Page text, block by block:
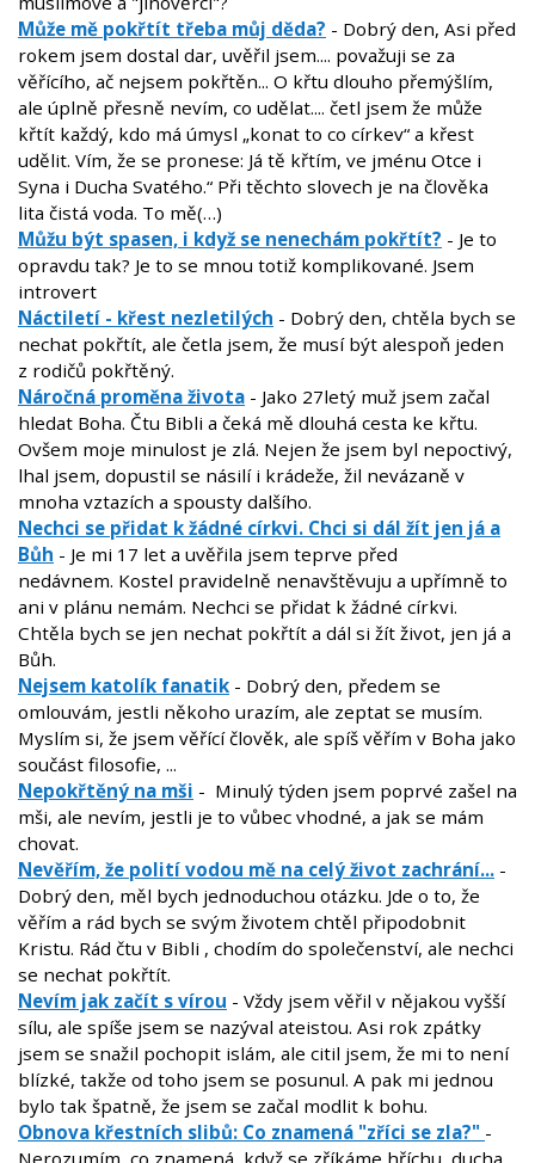
Může mě pokřtít třeba můj děda? - Dobrý den, Asi před
rokem jsem dostal dar, uvěřil jsem.... považuji se za
věřícího, ač nejsem pokřtěn... O křtu dlouho přemýšlím,
ale úplně přesně nevím, co udělat.... četl jsem že může
křtít každý, kdo má úmysl „konat to co církev“ a křest
udělit. Vím, že se pronese: Já tě křtím, ve jménu Otce i
Syna i Ducha Svatého.“ Při těchto slovech je na člověka
lita čistá voda. To mě(…)
Můžu být spasen, i když se nenechám pokřtít? - Je to
opravdu tak? Je to se mnou totiž komplikované. Jsem
introvert
Náctiletí - křest nezletilých - Dobrý den, chtěla bych se
nechat pokřtít, ale četla jsem, že musí být alespoň jeden
z rodičů pokřtěný.
Náročná proměna života - Jako 27letý muž jsem začal
hledat Boha. Čtu Bibli a čeká mě dlouhá cesta ke křtu.
Ovšem moje minulost je zlá. Nejen že jsem byl nepoctivý,
lhal jsem, dopustil se násilí i krádeže, žil nevázaně v
mnoha vztazích a spousty dalšího.
Nechci se přidat k žádné církvi. Chci si dál žít jen já a
Bůh - Je mi 17 let a uvěřila jsem teprve před
nedávnem. Kostel pravidelně nenavštěvuju a upřímně to
ani v plánu nemám. Nechci se přidat k žádné církvi.
Chtěla bych se jen nechat pokřtít a dál si žít život, jen já a
Bůh.
Nejsem katolík fanatik - Dobrý den, předem se
omlouvám, jestli někoho urazím, ale zeptat se musím.
Myslím si, že jsem věřící člověk, ale spíš věřím v Boha jako
součást filosofie, ...
Nepokřtěný na mši - Minulý týden jsem poprvé zašel na
mši, ale nevím, jestli je to vůbec vhodné, a jak se mám
chovat.
Nevěřím, že polití vodou mě na celý život zachrání... -
Dobrý den, měl bych jednoduchou otázku. Jde o to, že
věřím a rád bych se svým životem chtěl připodobnit
Kristu. Rád čtu v Bibli , chodím do společenství, ale nechci
se nechat pokřtít.
Nevím jak začít s vírou - Vždy jsem věřil v nějakou vyšší
sílu, ale spíše jsem se nazýval ateistou. Asi rok zpátky
jsem se snažil pochopit islám, ale citil jsem, že mi to není
blízké, takže od toho jsem se posunul. A pak mi jednou
bylo tak špatně, že jsem se začal modlit k bohu.
Obnova křestních slibů: Co znamená "zříci se zla?" -